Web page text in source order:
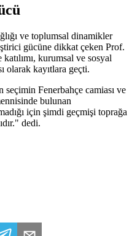
ve toplumsal dinamikler
gücüne dikkat çeken Prof.
kurumsal ve sosyal
olarak kayıtlara geçti.
seçimin Fenerbahçe camiası ve
bulunan
için şimdi geçmişi toprağa
dedi.